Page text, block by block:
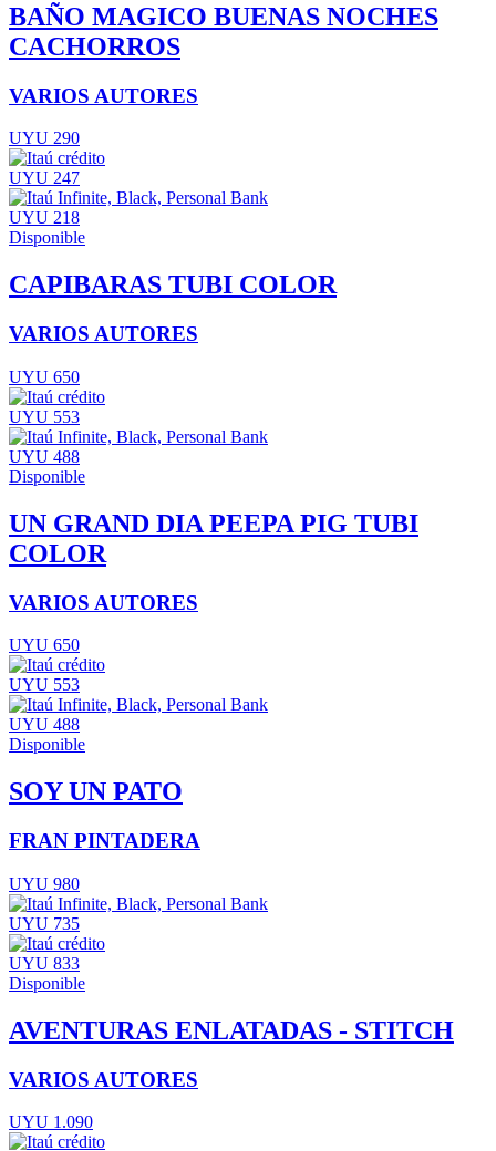
BAÑO MAGICO BUENAS NOCHES
CACHORROS
VARIOS AUTORES
UYU 290
UYU 247
UYU 218
Disponible
CAPIBARAS TUBI COLOR
VARIOS AUTORES
UYU 650
UYU 553
UYU 488
Disponible
UN GRAND DIA PEEPA PIG TUBI
COLOR
VARIOS AUTORES
UYU 650
UYU 553
UYU 488
Disponible
SOY UN PATO
FRAN PINTADERA
UYU 980
UYU 735
UYU 833
Disponible
AVENTURAS ENLATADAS - STITCH
VARIOS AUTORES
UYU 1.090